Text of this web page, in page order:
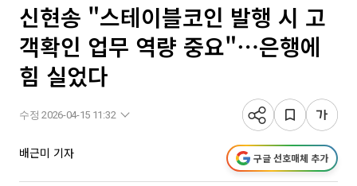
신현송 "스테이블코인 발행 시 고
객확인 업무 역량 중요"⋯은행에
힘 실었다
수정 2026-04-15 11:32
배근미 기자 구글 선호매체 추가